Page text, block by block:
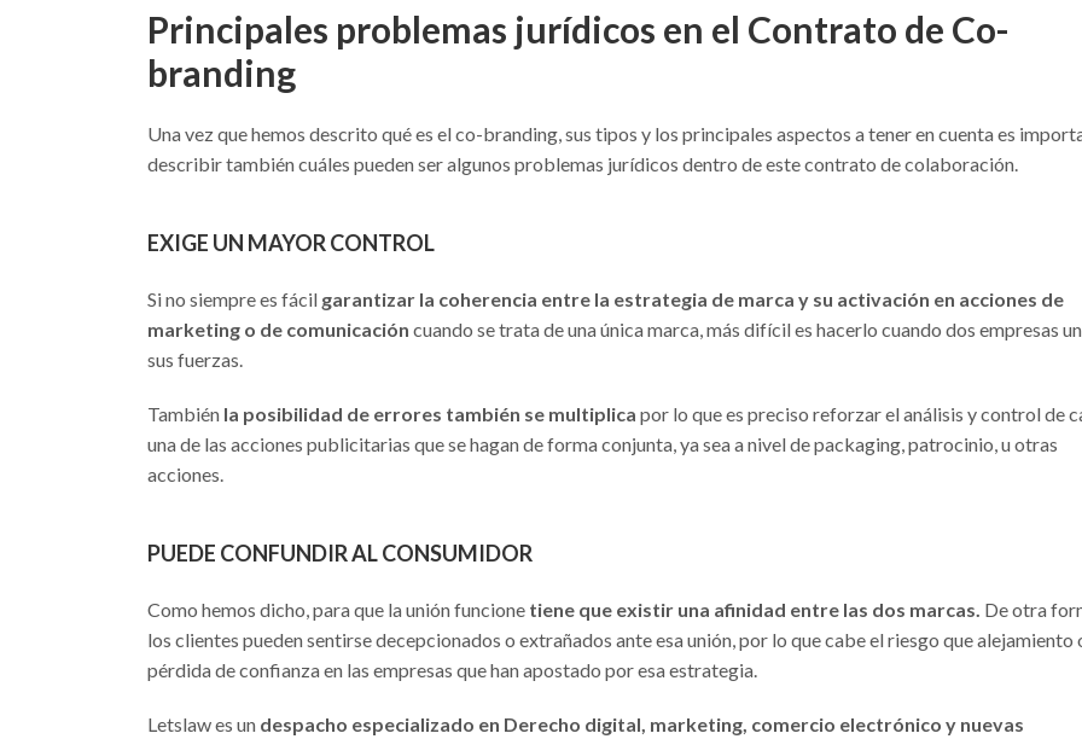
Principales problemas jurídicos en el Contrato de Co-
branding
Una vez que hemos descrito qué es el co-branding, sus tipos y los principales aspectos a tener en cuenta es
describir también cuáles pueden ser algunos problemas jurídicos dentro de este contrato de colaboración.
EXIGE UN MAYOR CONTROL
Si no siempre es fácil garantizar la coherencia entre la estrategia de marca y su activación en acciones de
marketing o de comunicación cuando se trata de una única marca, más difícil es hacerlo cuando dos empresas
sus fuerzas.
También la posibilidad de errores también se multiplica por lo que es preciso reforzar el análisis y control de
una de las acciones publicitarias que se hagan de forma conjunta, ya sea a nivel de packaging, patrocinio, u otras
acciones.
PUEDE CONFUNDIR AL CONSUMIDOR
Como hemos dicho, para que la unión funcione tiene que existir una afinidad entre las dos marcas. De otra
los clientes pueden sentirse decepcionados o extrañados ante esa unión, por lo que cabe el riesgo que alejamiento
pérdida de confianza en las empresas que han apostado por esa estrategia.
Letslaw es un despacho especializado en Derecho digital, marketing, comercio electrónico y nuevas